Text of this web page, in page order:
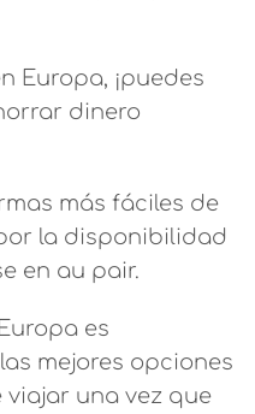
Europa, ¡puedes
dinero
más fáciles de
la disponibilidad
en au pair.
es
mejores opciones
una vez que